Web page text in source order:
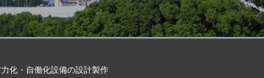
化・自働化設備の設計製作